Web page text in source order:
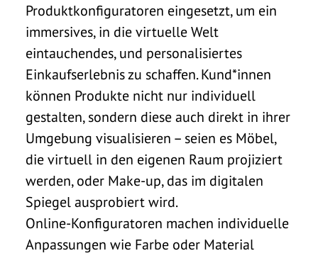
Produktkonfiguratoren eingesetzt, um ein
immersives, in die virtuelle Welt
eintauchendes, und personalisiertes
Einkaufserlebnis zu schaffen. Kund*innen
können Produkte nicht nur individuell
gestalten, sondern diese auch direkt in ihrer
Umgebung visualisieren – seien es Möbel,
die virtuell in den eigenen Raum projiziert
werden, oder Make-up, das im digitalen
Spiegel ausprobiert wird.
Online-Konfiguratoren machen individuelle
Anpassungen wie Farbe oder Material